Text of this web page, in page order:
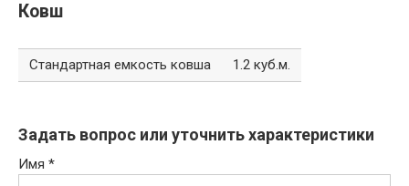
Ковш
Стандартная емкость ковша 1.2 куб.м.
Задать вопрос или уточнить характеристики
Имя *